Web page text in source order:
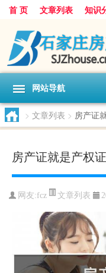
首 页 文章列表 知识
网站导航
> 文章列表 > 房产证
房产证就是产权
网友:fcz 文章列表